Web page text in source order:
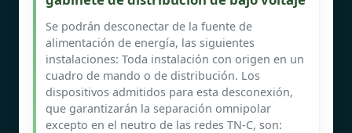
Se podrán desconectar de la fuente de
alimentación de energía, las siguientes
instalaciones: Toda instalación con origen en un
cuadro de mando o de distribución. Los
dispositivos admitidos para esta desconexión,
que garantizarán la separación omnipolar
excepto en el neutro de las redes TN-C, son: